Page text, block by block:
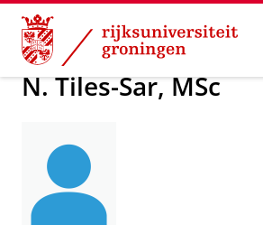
Skip
Content
Skip
Navigation
Over ons N. Tiles-Sar, MSc
N. Tiles-Sar, MSc